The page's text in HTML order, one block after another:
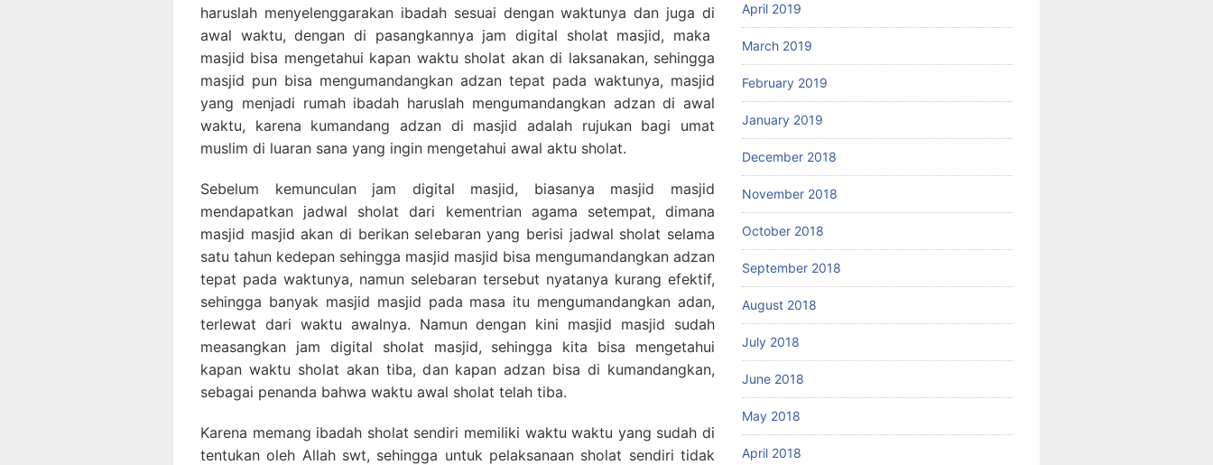
haruslah menyelenggarakan ibadah sesuai dengan waktunya dan juga di
awal waktu, dengan di pasangkannya jam digital sholat masjid, maka
masjid bisa mengetahui kapan waktu sholat akan di laksanakan, sehingga
masjid pun bisa mengumandangkan adzan tepat pada waktunya, masjid
yang menjadi rumah ibadah haruslah mengumandangkan adzan di awal
waktu, karena kumandang adzan di masjid adalah rujukan bagi umat
muslim di luaran sana yang ingin mengetahui awal aktu sholat.
Sebelum kemunculan jam digital masjid, biasanya masjid masjid
mendapatkan jadwal sholat dari kementrian agama setempat, dimana
masjid masjid akan di berikan selebaran yang berisi jadwal sholat selama
satu tahun kedepan sehingga masjid masjid bisa mengumandangkan adzan
tepat pada waktunya, namun selebaran tersebut nyatanya kurang efektif,
sehingga banyak masjid masjid pada masa itu mengumandangkan adan,
terlewat dari waktu awalnya. Namun dengan kini masjid masjid sudah
measangkan jam digital sholat masjid, sehingga kita bisa mengetahui
kapan waktu sholat akan tiba, dan kapan adzan bisa di kumandangkan,
sebagai penanda bahwa waktu awal sholat telah tiba.
Karena memang ibadah sholat sendiri memiliki waktu waktu yang sudah di
tentukan oleh Allah swt, sehingga untuk pelaksanaan sholat sendiri tidak
April 2019
March 2019
February 2019
January 2019
December 2018
November 2018
October 2018
September 2018
August 2018
July 2018
June 2018
May 2018
April 2018